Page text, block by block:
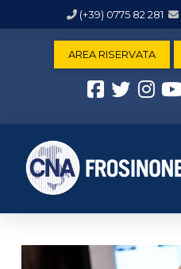
(+39) 0775 82 281
AREA RISERVATA